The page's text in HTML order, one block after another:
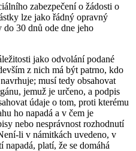
zabezpečení o žádosti o
lze jako řádný opravný
do 30 dnů ode dne jeho
jako odvolání podané
z nich má být patrno, kdo
musí tedy obsahovat
jemuž je určeno, a podpis
údaje o tom, proti kterému
ho napadá a v čem je
nebo nesprávnost rozhodnutí
li v námitkách uvedeno, v
platí, že se domáhá